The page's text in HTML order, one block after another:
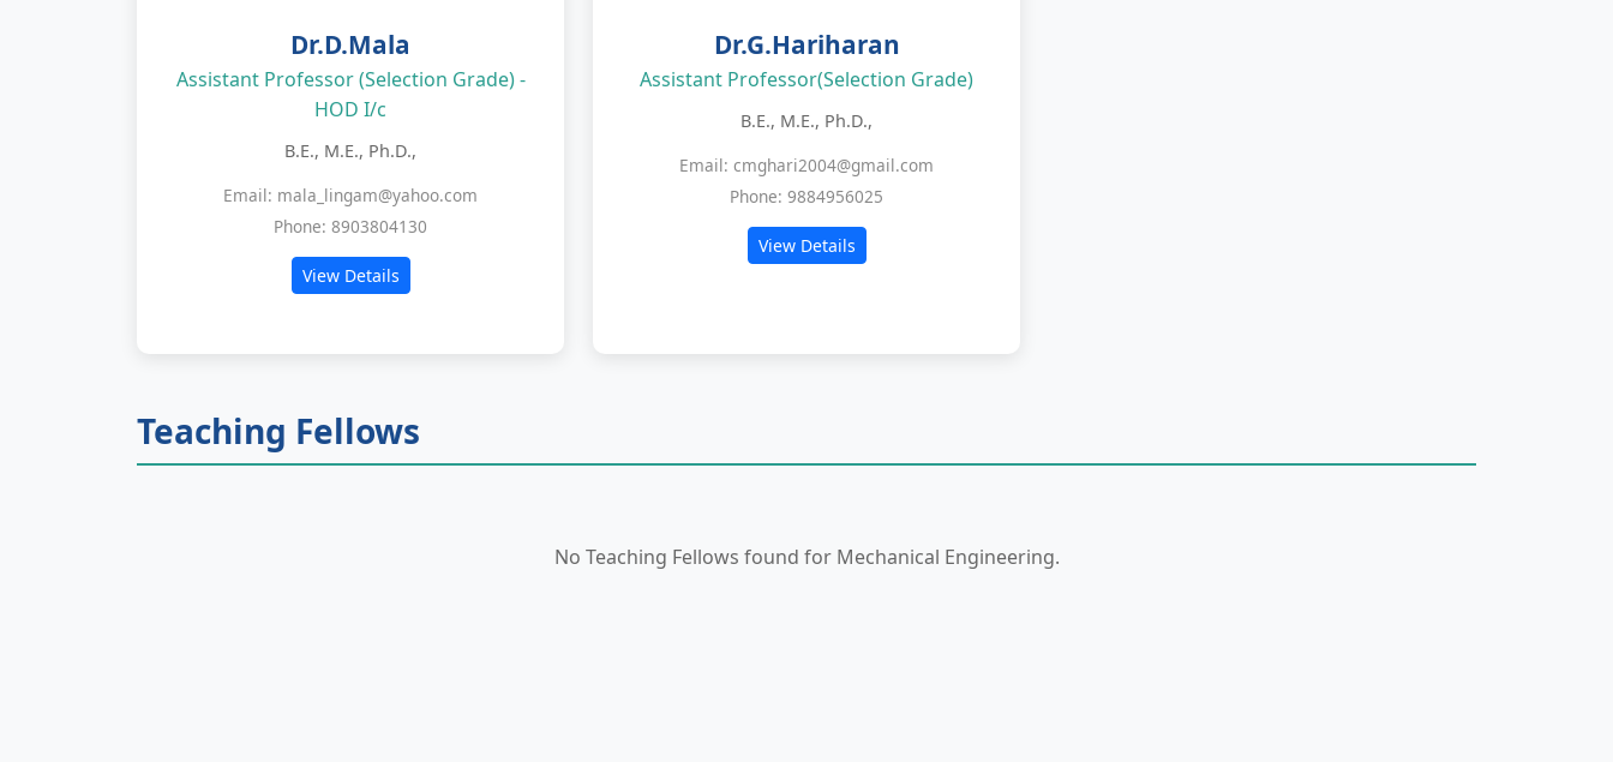
Dr.D.Mala
Assistant Professor (Selection Grade) -
HOD I/c
B.E., M.E., Ph.D.,
Email: mala_lingam@yahoo.com
Phone: 8903804130
View Details
Dr.G.Hariharan
Assistant Professor(Selection Grade)
B.E., M.E., Ph.D.,
Email: cmghari2004@gmail.com
Phone: 9884956025
View Details
Teaching Fellows
No Teaching Fellows found for Mechanical Engineering.